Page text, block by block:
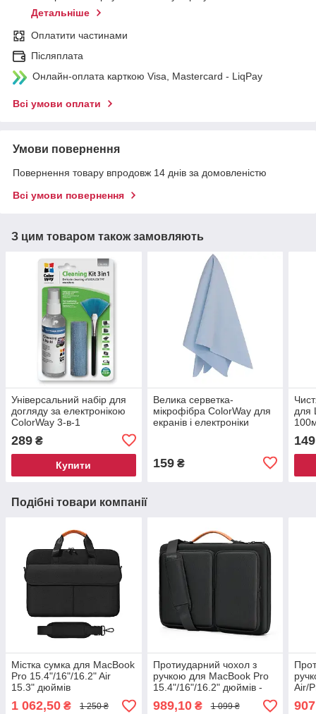
Детальніше
Оплатити частинами
Післяплата
Онлайн-оплата карткою Visa, Mastercard - LiqPay
Всі умови оплати
Умови повернення
Повернення товару впродовж 14 днів за домовленістю
Всі умови повернення
З цим товаром також замовляють
Універсальний набір для
догляду за електронікою
ColorWay 3-в-1
289 ₴
Купити
Велика серветка-
мікрофібра ColorWay для
екранів і електроніки
159₴
для
149
Подібні товари компанії
Містка сумка для MacBook
Pro 15.4"/16"/16.2" Air
15.3" дюймів
1 062,50 ₴ 1 250 ₴
Протиударний чохол з
ручкою для MacBook Pro
15.4"/16"/16.2" дюймів -
Чорний
989,10₴ 1 099 ₴
Air/